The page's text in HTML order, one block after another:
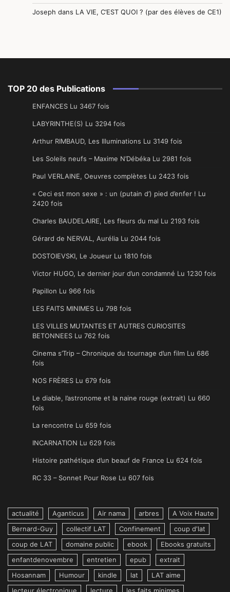
Joseph dans LA VIE, C’EST QUOI ? (par des élèves de CE1)
TOP 20 des Publications
ENFANCES Lu 3467 fois
LABYRINTHE(S) Lu 3294 fois
Arthur RIMBAUD, Les Illuminations Lu 3149 fois
Les Soleils neufs – Maxime N’Débéka Lu 2981 fois
Paul VERLAINE, Oeuvres complètes Lu 2423 fois
« Ceci est mon sexe » : un (putain d’) pied d’enfer ! Lu
2420 fois
Charles BAUDELAIRE, Les fleurs du mal Lu 2193 fois
Gérard de NERVAL, Aurélia Lu 2044 fois
DOSTOIEVSKI, Le Joueur Lu 1810 fois
Victor HUGO, Le dernier jour d’un condamné Lu 1230 fois
Papillon Lu 966 fois
LES FAITS MINIMES Lu 798 fois
LES VILLES MUTANTES ET AUTRES CURIOSITES
BETONNEES Lu 762 fois
Cinema s’Trip – Chronique du tournage d’un film Lu 686
fois
NOS FRÈRES Lu 679 fois
Le diable, l’astronome et la naine rouge (extrait) Lu 660
fois
La rencontre Lu 659 fois
INCARNATION Lu 629 fois
Histoire pathétique d’un beauf de France Lu 624 fois
RC 33 – Sonnet Pour Rose Lu 607 fois
actualité Aganticus Air nama arbres
A Voix Haute
Bernard-Guy
collectif LAT Confinement
coup d'lat
coup de LAT
domaine public ebook
Ebooks gratuits
enfantdenovembre
entretien epub
extrait
Hosannam
Humour kindle lat
LAT aime